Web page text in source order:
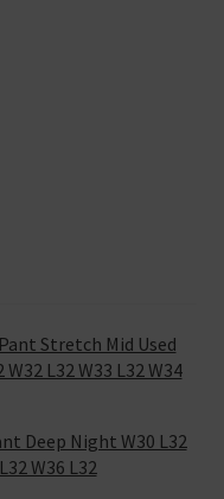
Stretch Mid Used
W32 L32 W33 L32 W34
Deep Night W30 L32
W36 L32